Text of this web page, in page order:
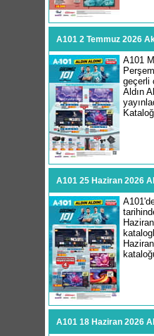
A101 2 Temmuz 2026
A101
geçerli
Aldın
A101 25 Haziran 2026
A101 18 Haziran 2026